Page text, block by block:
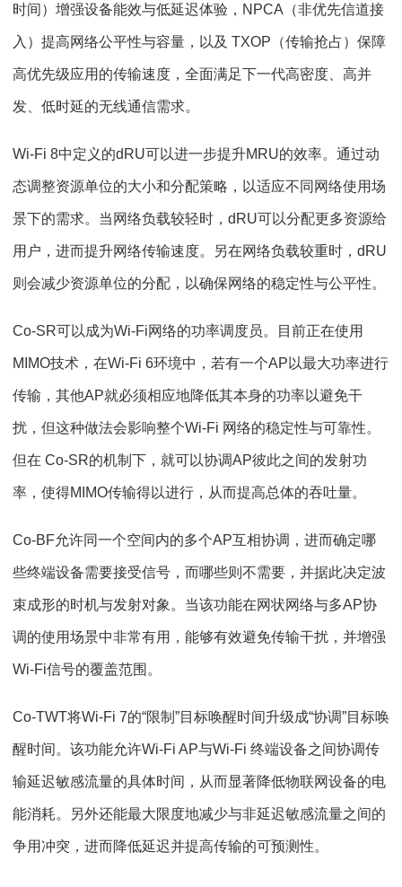
时间）增强设备能效与低延迟体验，NPCA（非优先信道接
入）提高网络公平性与容量，以及 TXOP（传输抢占）保障
高优先级应用的传输速度，全面满足下一代高密度、高并
发、低时延的无线通信需求。
Wi-Fi 8中定义的dRU可以进一步提升MRU的效率。通过动
态调整资源单位的大小和分配策略，以适应不同网络使用场
景下的需求。当网络负载较轻时，dRU可以分配更多资源给
用户，进而提升网络传输速度。另在网络负载较重时，dRU
则会减少资源单位的分配，以确保网络的稳定性与公平性。
Co-SR可以成为Wi-Fi网络的功率调度员。目前正在使用
MIMO技术，在Wi-Fi 6环境中，若有一个AP以最大功率进行
传输，其他AP就必须相应地降低其本身的功率以避免干
扰，但这种做法会影响整个Wi-Fi 网络的稳定性与可靠性。
但在 Co-SR的机制下，就可以协调AP彼此之间的发射功
率，使得MIMO传输得以进行，从而提高总体的吞吐量。
Co-BF允许同一个空间内的多个AP互相协调，进而确定哪
些终端设备需要接受信号，而哪些则不需要，并据此决定波
束成形的时机与发射对象。当该功能在网状网络与多AP协
调的使用场景中非常有用，能够有效避免传输干扰，并增强
Wi-Fi信号的覆盖范围。
Co-TWT将Wi-Fi 7的“限制”目标唤醒时间升级成“协调”目标唤
醒时间。该功能允许Wi-Fi AP与Wi-Fi 终端设备之间协调传
输延迟敏感流量的具体时间，从而显著降低物联网设备的电
能消耗。另外还能最大限度地减少与非延迟敏感流量之间的
争用冲突，进而降低延迟并提高传输的可预测性。